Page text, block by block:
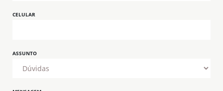
CELULAR
ASSUNTO